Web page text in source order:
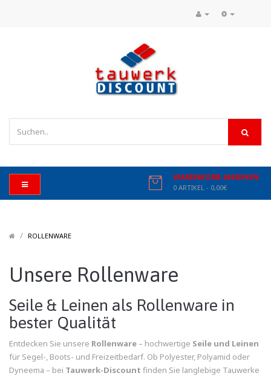
WARENKORB ANSEHEN
0 ARTIKEL - 0,00€
/ ROLLENWARE
Unsere Rollenware
Seile & Leinen als Rollenware in
bester Qualität
Entdecken Sie unsere Rollenware – hochwertige Seile und Leinen
für Segel-, Boots- und Freizeitbedarf. Ob Polyester, Polyamid oder
Dyneema – bei Tauwerk-Discount finden Sie langlebige Tauwerke